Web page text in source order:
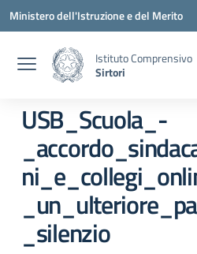
Vai ai contenuti
Vai al menu di navigazione
Vai al footer
Ministero dell'Istruzione e del Merito
Istituto Comprensivo
Sirtori
USB_Scuola_-
_silenzio